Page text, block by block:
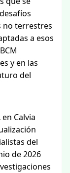
no terrestres
a esos
y en las
del
en Calvia
del
de 2026